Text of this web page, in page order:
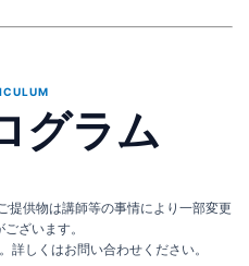
グラム
提供物は講師等の事情により一部変更
ざいます。
詳しくはお問い合わせください。